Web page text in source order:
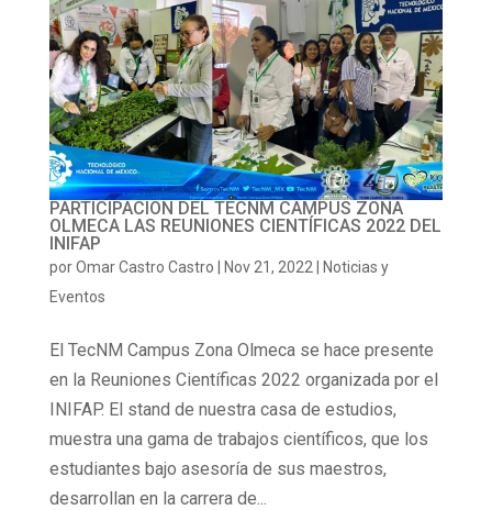
PARTICIPACIÓN DEL TECNM CAMPUS ZONA
OLMECA LAS REUNIONES CIENTÍFICAS 2022 DEL
INIFAP
porOmar Castro Castro Nov 21, 2022
Noticias y
Eventos
El TecNM Campus Zona Olmeca se hace presente
en la Reuniones Científicas 2022 organizada por el
INIFAP. El stand de nuestra casa de estudios,
muestra una gama de trabajos científicos, que los
estudiantes bajo asesoría de sus maestros,
desarrollan en la carrera de...